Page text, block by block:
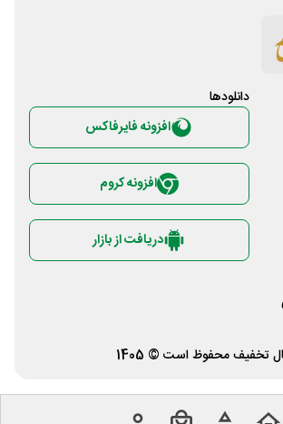
دانلود‌ها
افزونه فایرفاکس
افزونه کروم
دریافت از بازار
تخفیفمحفوظ است © 1405